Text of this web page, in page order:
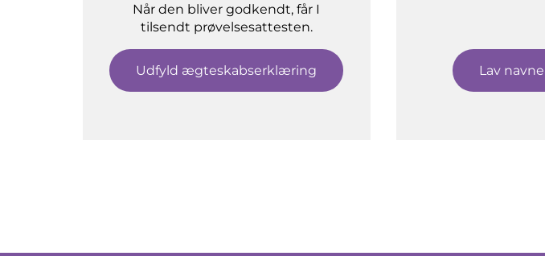
Når den bliver godkendt, får I
tilsendt prøvelsesattesten.
Udfyld ægteskabserklæring Lav